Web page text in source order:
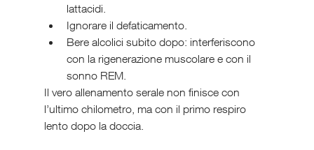
lattacidi.
Ignorare il defaticamento.
Bere alcolici subito dopo: interferiscono
con la rigenerazione muscolare e con il
sonno REM.
Il vero allenamento serale non finisce con
l’ultimo chilometro, ma con il primo respiro
lento dopo la doccia.